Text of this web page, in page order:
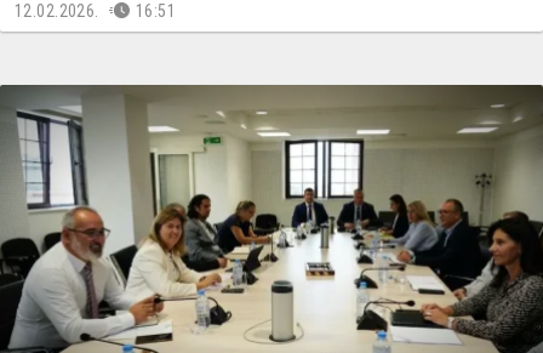
12.02.2026. 16:51